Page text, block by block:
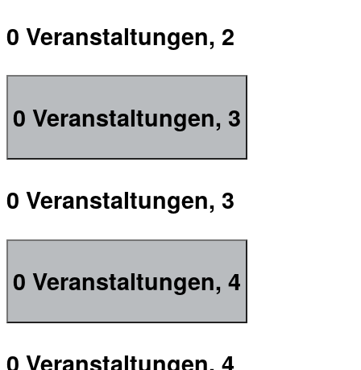
0 Veranstaltungen, 2
0 Veranstaltungen, 3
0 Veranstaltungen, 3
0 Veranstaltungen, 4
0 Veranstaltungen, 4